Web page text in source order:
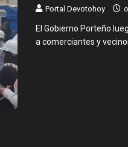
Portal Devotohoy
El Gobierno Porteño
a comerciantes y